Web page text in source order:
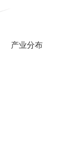
产业分布